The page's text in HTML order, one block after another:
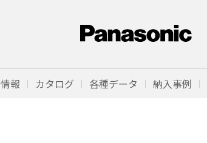
報 カタログ 各種データ 納入事例